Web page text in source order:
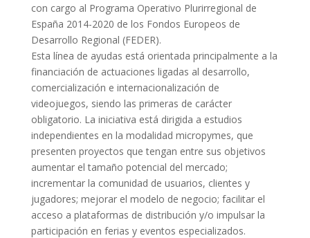
con cargo al Programa Operativo Plurirregional de
España 2014-2020 de los Fondos Europeos de
Desarrollo Regional (FEDER).
Esta línea de ayudas está orientada principalmente a la
financiación de actuaciones ligadas al desarrollo,
comercialización e internacionalización de
videojuegos, siendo las primeras de carácter
obligatorio. La iniciativa está dirigida a estudios
independientes en la modalidad micropymes, que
presenten proyectos que tengan entre sus objetivos
aumentar el tamaño potencial del mercado;
incrementar la comunidad de usuarios, clientes y
jugadores; mejorar el modelo de negocio; facilitar el
acceso a plataformas de distribución y/o impulsar la
participación en ferias y eventos especializados.